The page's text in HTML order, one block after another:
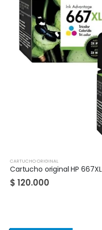
CARTUCHO ORIGINAL
Cartucho original HP
$48.000